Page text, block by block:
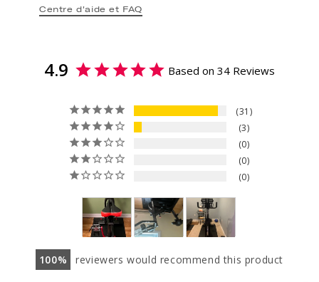
Centre d'aide et FAQ
4.9 Based on 34 Reviews
31
3
0
0
0
100 reviewers would recommend this product